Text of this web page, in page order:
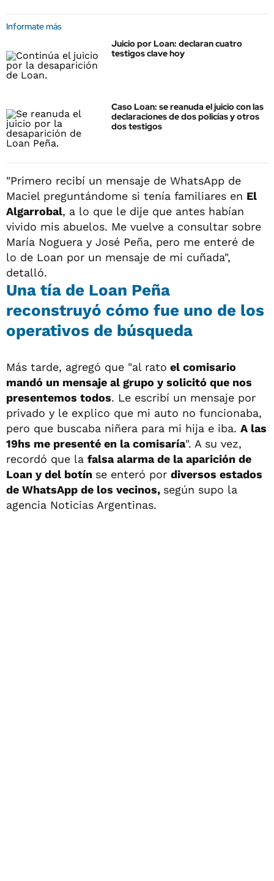
Informate más
Juicio por Loan: declaran cuatro
testigos clave hoy
Caso Loan: se reanuda el juicio con las
declaraciones de dos policías y otros
dos testigos
"Primero recibí un mensaje de WhatsApp de
Maciel preguntándome si tenía familiares en El
Algarrobal, a lo que le dije que antes habían
vivido mis abuelos. Me vuelve a consultar sobre
María Noguera y José Peña, pero me enteré de
lo de Loan por un mensaje de mi cuñada",
detalló.
Una tía de Loan Peña
reconstruyó cómo fue uno de los
operativos de búsqueda
Más tarde, agregó que "al rato el comisario
mandó un mensaje al grupo y solicitó que nos
presentemos todos. Le escribí un mensaje por
privado y le explico que mi auto no funcionaba,
pero que buscaba niñera para mi hija e iba. A las
19hs me presenté en la comisaría". A su vez,
recordó que la falsa alarma de la aparición de
Loan y del botín se enteró por diversos estados
de WhatsApp de los vecinos, según supo la
agencia Noticias Argentinas.